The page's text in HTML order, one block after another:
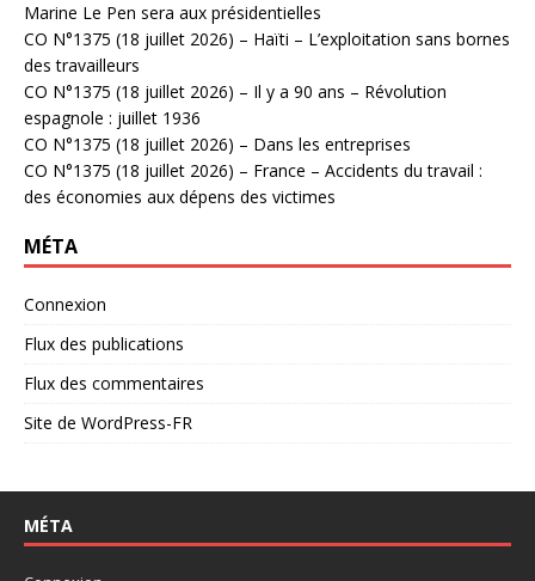
Marine Le Pen sera aux présidentielles
CO N°1375 (18 juillet 2026) – Haïti – L’exploitation sans bornes
des travailleurs
CO N°1375 (18 juillet 2026) – Il y a 90 ans – Révolution
espagnole : juillet 1936
CO N°1375 (18 juillet 2026) – Dans les entreprises
CO N°1375 (18 juillet 2026) – France – Accidents du travail :
des économies aux dépens des victimes
MÉTA
Connexion
Flux des publications
Flux des commentaires
Site de WordPress-FR
MÉTA